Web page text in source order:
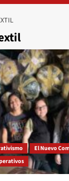
El Nuevo